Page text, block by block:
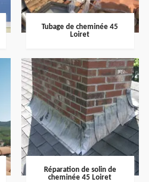
Tubage de cheminée 45
Loiret
Réparation de solin de
cheminée 45 Loiret